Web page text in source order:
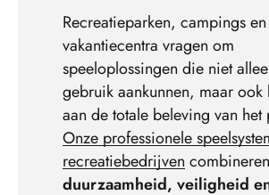
Recreatieparken, campings en
vakantiecentra vragen om
speeloplossingen die niet
gebruik aankunnen, maar
aan de totale beleving van het
Onze professionele
recreatiebedrijven combineren
duurzaamheid, veiligheid